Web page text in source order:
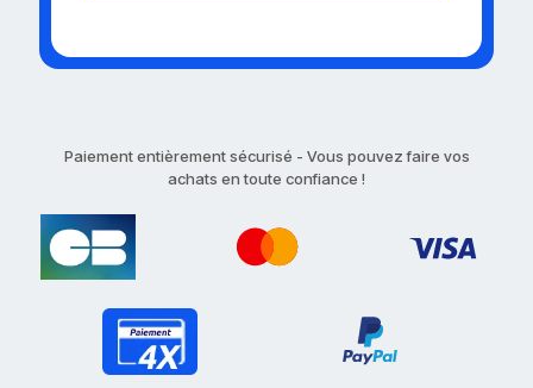
Paiement entièrement sécurisé - Vous pouvez faire vos
achats en toute confiance !